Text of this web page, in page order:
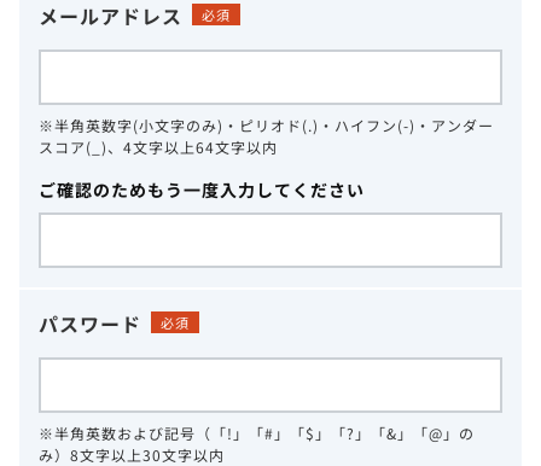
メールアドレス 必須
※半角英数字(小文字のみ)・ピリオド(.)・ハイフン(-)・アンダー
スコア(_)、4文字以上64文字以内
ご確認のためもう一度入力してください
パスワード 必須
※半角英数および記号（「!」「#」「$」「?」「&」「@」の
み）8文字以上30文字以内